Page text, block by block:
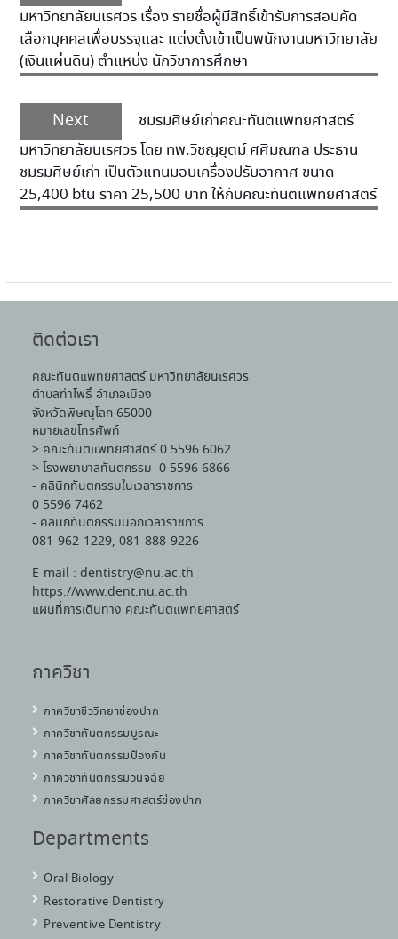
มหาวิทยาลัยนเรศวร เรื่อง รายชื่อผู้มีสิทธิ์เข้ารับการสอบคัด
เลือกบุคคลเพื่อบรรจุและ แต่งตั้งเข้าเป็นพนักงานมหาวิทยาลัย
(เงินแผ่นดิน) ตำแหน่ง นักวิชาการศึกษา
Next
ชมรมศิษย์เก่าคณะทันตแพทยศาสตร์
มหาวิทยาลัยนเรศวร โดย ทพ.วิชญยุตม์ ศศิมณฑล ประธาน
ชมรมศิษย์เก่า เป็นตัวแทนมอบเครื่องปรับอากาศ ขนาด
25,400 btu ราคา 25,500 บาท ให้กับคณะทันตแพทยศาสตร์
ติดต่อเรา
คณะทันตแพทยศาสตร์ มหาวิทยาลัยนเรศวร
ตำบลท่าโพธิ์ อำเภอเมือง
จังหวัดพิษณุโลก 65000
หมายเลขโทรศัพท์
> คณะทันตแพทยศาสตร์ 0 5596 6062
> โรงพยาบาลทันตกรรม 0 5596 6866
- คลินิกทันตกรรมในเวลาราชการ
0 5596 7462
- คลินิกทันตกรรมนอกเวลาราชการ
081-962-1229, 081-888-9226
E-mail : dentistry@nu.ac.th
https://www.dent.nu.ac.th
แผนที่การเดินทาง คณะทันตแพทยศาสตร์
ภาควิชา
ภาควิชาชีววิทยาช่องปาก
ภาควิชาทันตกรรมบูรณะ
ภาควิชาทันตกรรมป้องกัน
ภาควิชาทันตกรรมวินิจฉัย
ภาควิชาศัลยกรรมศาสตร์ช่องปาก
Departments
Oral Biology
Restorative Dentistry
Preventive Dentistry